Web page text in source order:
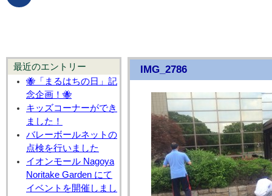
最近のエントリー
🐝「まるはちの日」記
念企画！🐝
キッズコーナーができ
ました！
バレーボールネットの
点検を行いました
イオンモール Nagoya
Noritake Garden にて
イベントを開催しまし
IMG_2786